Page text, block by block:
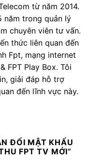
từ năm 2014.
năm trong quản lý
chuyên viên tư vấn.
thức liên quan đến
Fpt, mạng internet
FPT Play Box. Tôi
giải đáp hỗ trợ
đến lĩnh vực này.
ĐỔI MẬT KHẨU
FPT TV MỚI”